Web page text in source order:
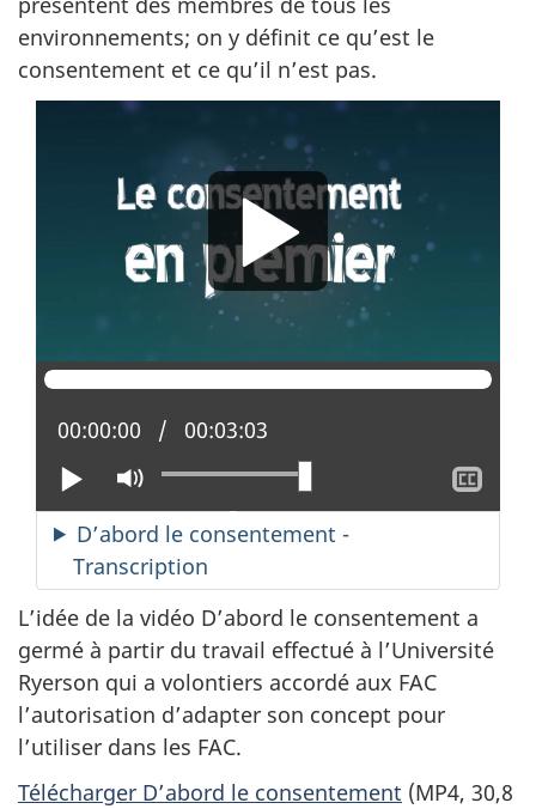
environnements; on y définit ce qu’est le
consentement et ce qu’il n’est pas.
Erreur dans le chargement des sous-titres
Lire
Activer
le
mode
muet
Position actuelle :
00:00:00 Temps total :
00:03:03
le
D’abord le consentement -
Transcription
L’idée de la vidéo D’abord le consentement a
germé à partir du travail effectué à l’Université
Ryerson qui a volontiers accordé aux FAC
l’autorisation d’adapter son concept pour
l’utiliser dans les FAC.
Télécharger D’abord le consentement (MP4, 30,8